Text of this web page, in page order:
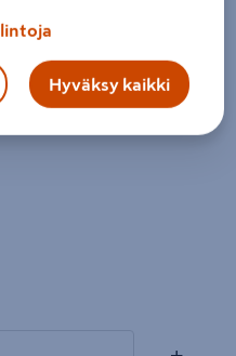
Hyväksy kaikki